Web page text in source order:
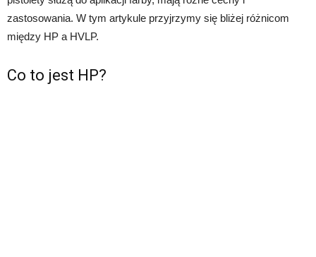
zastosowania. W tym artykule przyjrzymy się bliżej różnicom
między HP a HVLP.
Co to jest HP?